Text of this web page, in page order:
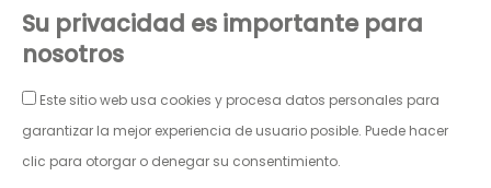
PATRONATO MUNICIPAL DE ARTES ESCÉNICAS Y DE LA
IMAGEN
PLAZA JOSÉ SINUES, 2.
50001 Zaragoza
teatroprincipal@pmaei.es
reservados,2026
Política de Privacidad
Su privacidad es importante para
nosotros
Este sitio web usa cookies y procesa datos personales para
garantizar la mejor experiencia de usuario posible. Puede hacer
clic para otorgar o denegar su consentimiento.